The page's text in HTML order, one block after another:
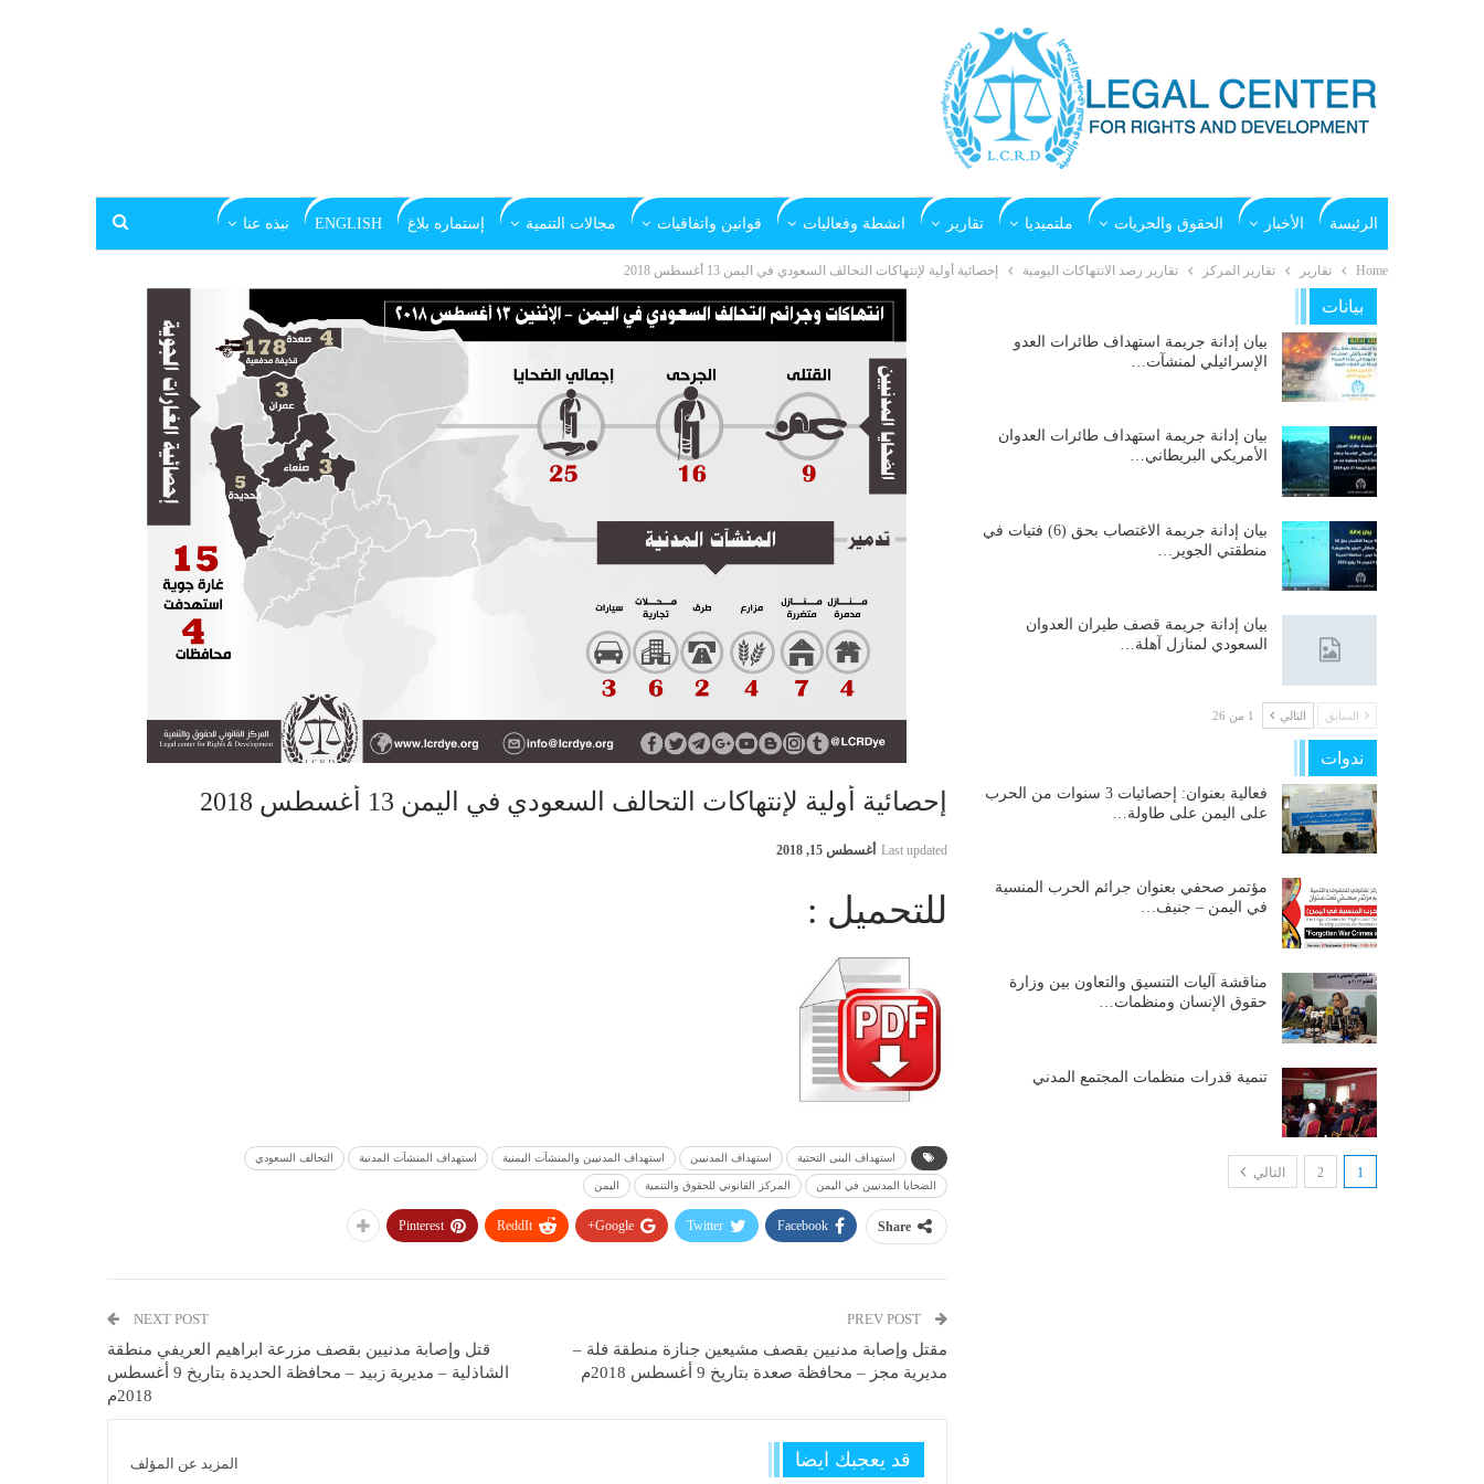
الرئيسة الأخبار الحقوق والحريات ملتميديا تقارير انشطة وفعاليات قوانين واتفاقيات مجالات التنمية إستماره بلاغ ENGLISH نبذه عنا
Home تقارير تقارير المركز تقارير رصد الانتهاكات اليومية إحصائية أولية لإنتهاكات التحالف السعودي في اليمن 13 أغسطس 2018
إحصائية أولية لإنتهاكات التحالف السعودي في اليمن 13 أغسطس 2018
Last updated أغسطس 15, 2018
للتحميل :
استهداف البنى التحتية استهداف المدنيين استهداف المدنيين والمنشآت اليمنية استهداف المنشآت المدنية التحالف السعودي
الضحايا المدنيين في اليمن المركز القانوني للحقوق والتنمية اليمن
Share
Facebook
Twitter
Google+
ReddIt
Pinterest
PREV POST
مقتل وإصابة مدنيين بقصف مشيعين جنازة منطقة فلة –
مديرية مجز – محافظة صعدة بتاريخ 9 أغسطس 2018م
NEXT POST
قتل وإصابة مدنيين بقصف مزرعة ابراهيم العريفي منطقة
الشاذلية – مديرية زبيد – محافظة الحديدة بتاريخ 9 أغسطس
2018م
قد يعجبك ايضا المزيد عن المؤلف
بيانات
بيان إدانة جريمة استهداف طائرات العدو
الإسرائيلي لمنشآت…
بيان إدانة جريمة استهداف طائرات العدوان
الأمريكي البريطاني…
بيان إدانة جريمة الاغتصاب بحق (6) فتيات في
منطقتي الجوير…
بيان إدانة جريمة قصف طيران العدوان
السعودي لمنازل آهلة…
السابق التالي 1 من 26
ندوات
فعالية بعنوان: إحصائيات 3 سنوات من الحرب
على اليمن على طاولة…
مؤتمر صحفي بعنوان جرائم الحرب المنسية
في اليمن – جنيف…
مناقشة آليات التنسيق والتعاون بين وزارة
حقوق الإنسان ومنظمات…
تنمية قدرات منظمات المجتمع المدني
1
2 التالي